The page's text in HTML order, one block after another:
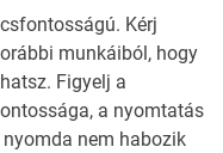
Kérj
munkáiból, hogy
Figyelj a
a nyomtatás
nem habozik